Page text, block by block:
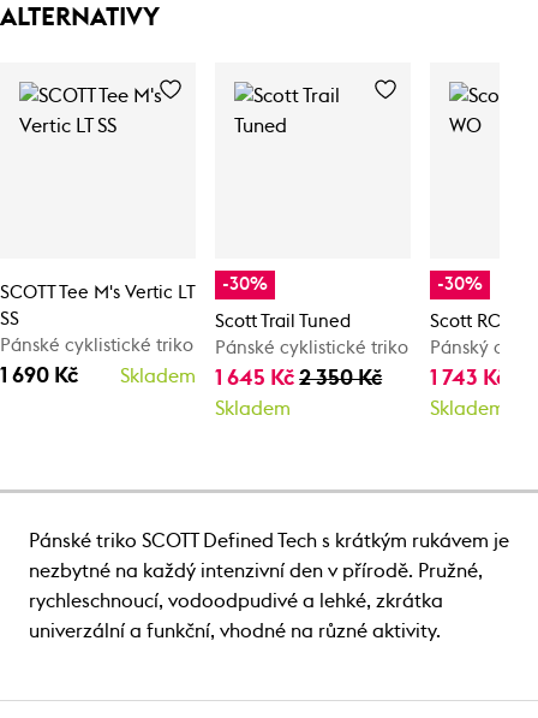
ALTERNATIVY
SCOTT Tee M's Vertic LT
SS
Pánské cyklistické triko
1 690 Kč Skladem
-30%
Scott Trail Tuned
Pánské cyklistické triko
1 645 Kč2 350 Kč
Skladem
-30%
Scott RC Pro
Pánský
1 743 Kč
Skladem
Pánské triko SCOTT Defined Tech s krátkým rukávem je
nezbytné na každý intenzivní den v přírodě. Pružné,
rychleschnoucí, vodoodpudivé a lehké, zkrátka
univerzální a funkční, vhodné na různé aktivity.